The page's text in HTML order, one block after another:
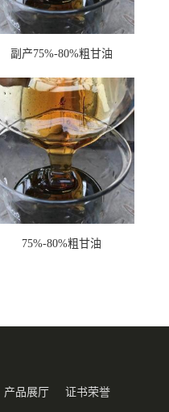
副产75%-80%粗甘油
75%-80%粗甘油
产品展厅 证书荣誉